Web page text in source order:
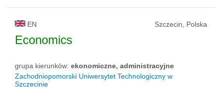
EN Szczecin, Polska
Economics
grupa kierunków: ekonomiczne, administracyjne
Zachodniopomorski Uniwersytet Technologiczny w
Szczecinie